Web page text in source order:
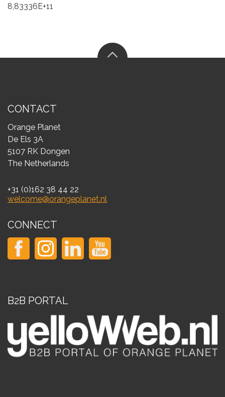
8,83336E+11
CONTACT
Orange Planet
De Els 3A
5107 RK Dongen
The Netherlands
+31 (0)162 38 44 22
welcome@orangeplanet.nl
CONNECT
B2B PORTAL